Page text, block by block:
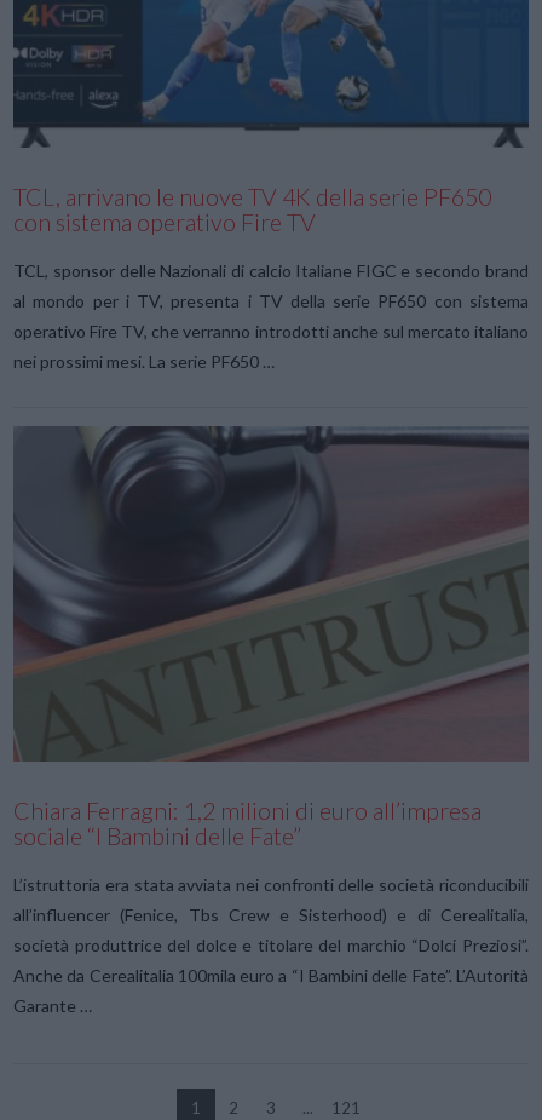
VIEW POST
TCL, arrivano le nuove TV 4K della serie PF650
con sistema operativo Fire TV
TCL, sponsor delle Nazionali di calcio Italiane FIGC e secondo brand
al mondo per i TV, presenta i TV della serie PF650 con sistema
operativo Fire TV, che verranno introdotti anche sul mercato italiano
nei prossimi mesi. La serie PF650 …
Chiara Ferragni: 1,2 milioni di euro all’impresa
sociale “I Bambini delle Fate”
L’istruttoria era stata avviata nei confronti delle società riconducibili
all’influencer (Fenice, Tbs Crew e Sisterhood) e di Cerealitalia,
società produttrice del dolce e titolare del marchio “Dolci Preziosi”.
Anche da Cerealitalia 100mila euro a “I Bambini delle Fate”. L’Autorità
Garante …
1 2 3 ... 121